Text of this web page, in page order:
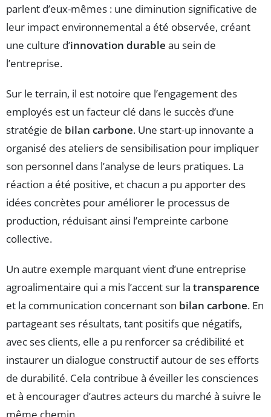
parlent d’eux-mêmes : une diminution significative de
leur impact environnemental a été observée, créant
une culture d’innovation durable au sein de
l’entreprise.
Sur le terrain, il est notoire que l’engagement des
employés est un facteur clé dans le succès d’une
stratégie de bilan carbone. Une start-up innovante a
organisé des ateliers de sensibilisation pour impliquer
son personnel dans l’analyse de leurs pratiques. La
réaction a été positive, et chacun a pu apporter des
idées concrètes pour améliorer le processus de
production, réduisant ainsi l’empreinte carbone
collective.
Un autre exemple marquant vient d’une entreprise
agroalimentaire qui a mis l’accent sur la transparence
et la communication concernant son bilan carbone. En
partageant ses résultats, tant positifs que négatifs,
avec ses clients, elle a pu renforcer sa crédibilité et
instaurer un dialogue constructif autour de ses efforts
de durabilité. Cela contribue à éveiller les consciences
et à encourager d’autres acteurs du marché à suivre le
même chemin.